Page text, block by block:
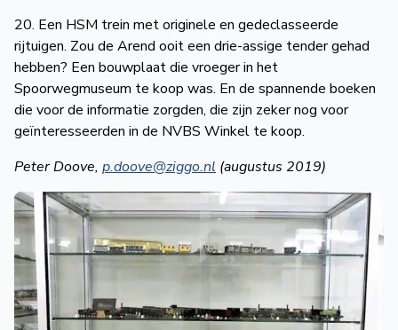
20. Een HSM trein met originele en gedeclasseerde
rijtuigen. Zou de Arend ooit een drie-assige tender gehad
hebben? Een bouwplaat die vroeger in het
Spoorwegmuseum te koop was. En de spannende boeken
die voor de informatie zorgden, die zijn zeker nog voor
geïnteresseerden in de NVBS Winkel te koop.
Peter Doove, p.doove@ziggo.nl (augustus 2019)